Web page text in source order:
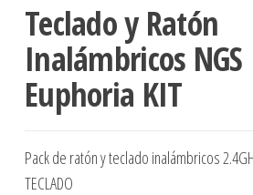
Teclado y Ratón
Inalámbricos NGS
Euphoria KIT
Pack de ratón y teclado inalámbricos
TECLADO